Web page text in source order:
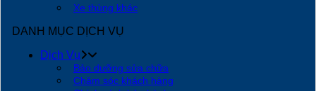
Xe thùng khác
DANH MỤC DỊCH VỤ
Dịch Vụ
Bảo dưỡng sửa chữa
Chăm sóc khách hàng